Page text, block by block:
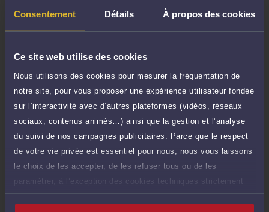
Consentement Détails À propos des cookies
Ce site web utilise des cookies
Nous utilisons des cookies pour mesurer la fréquentation de
notre site, pour vous proposer une expérience utilisateur fondée
sur l’interactivité avec d’autres plateformes (vidéos, réseaux
sociaux, contenus animés…) ainsi que la gestion et l’analyse
du suivi de nos campagnes publicitaires. Parce que le respect
de votre vie privée est essentiel pour nous, nous vous laissons
le choix de les accepter, de les refuser tous ou de les
paramétrer, à l’exception des cookies techniques strictement
nécessaires au fonctionnement du site.
de 1.000 caractères)
Poser une question
Etude de votre dossier + possibilité d'ajout
d'une pièce jointe
90 €
TTC
Consulter par écrit
Voir sa Grille indicative des Honoraires
Payer des honoraires ou une facture
Vous souhaitez payer une facture ou des
honoraires à l’avocat par Carte Bancaire.
Payer